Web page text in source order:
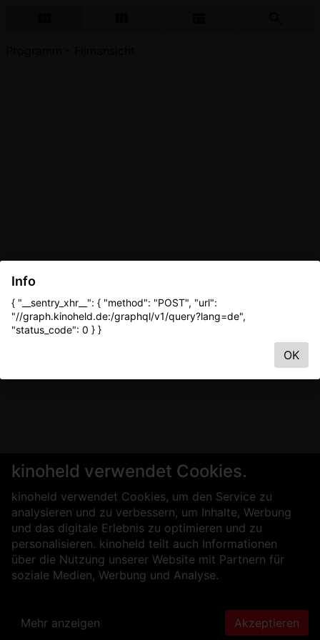
kinoheld verwendet Cookies.
kinoheld verwendet Cookies, um den Service zu
analysieren und zu verbessern, um Inhalte, Werbung
und das digitale Erlebnis zu optimieren und zu
personalisieren. kinoheld teilt auch Informationen
über die Nutzung unserer Website mit Partnern für
soziale Medien, Werbung und Analyse.
Mehr anzeigen Akzeptieren
Info
{ "__sentry_xhr__": { "method": "POST", "url":
"//graph.kinoheld.de:/graphql/v1/query?lang=de",
"status_code": 0 } }
OK